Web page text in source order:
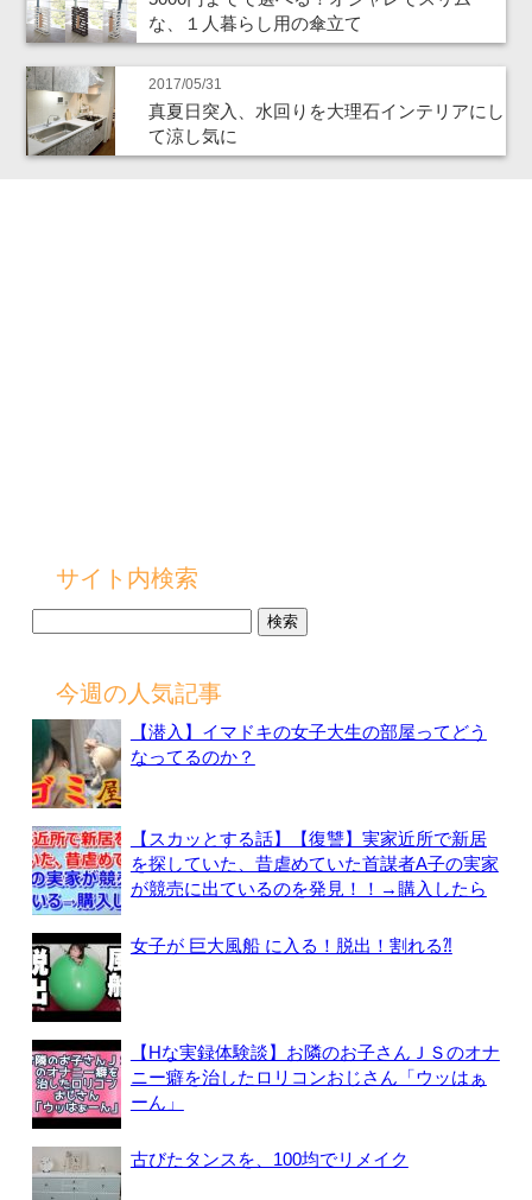
な、１人暮らし用の傘立て
2017/05/31
真夏日突入、水回りを大理石インテリアにし
て涼し気に
サイト内検索
今週の人気記事
【潜入】イマドキの女子大生の部屋ってどう
なってるのか？
【スカッとする話】【復讐】実家近所で新居
を探していた、昔虐めていた首謀者A子の実家
が競売に出ているのを発見！！→購入したら
女子が 巨大風船 に入る！脱出！割れる⁈
【Hな実録体験談】お隣のお子さんＪＳのオナ
ニー癖を治したロリコンおじさん「ウッはぁ
ーん」
古びたタンスを、100均でリメイク